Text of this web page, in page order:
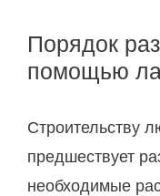
Порядок
помощью
Строительству
предшествует
необходимые